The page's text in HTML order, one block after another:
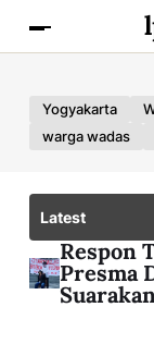
Yogyakarta
warga wadas
Latest
takut
Respon
Presma
UII Kini
Kognisia
Z
lewat